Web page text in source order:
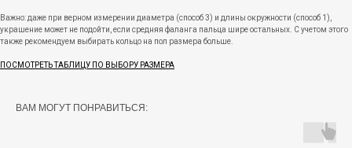
Важно: даже при верном измерении диаметра (способ 3) и длины окружности (способ 1),
украшение может не подойти, если средняя фаланга пальца шире остальных. С учетом этого
также рекомендуем выбирать кольцо на пол размера больше.
ПОСМОТРЕТЬ ТАБЛИЦУ ПО ВЫБОРУ РАЗМЕРА
ВАМ МОГУТ ПОНРАВИТЬСЯ: